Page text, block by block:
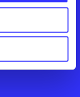
Feedback